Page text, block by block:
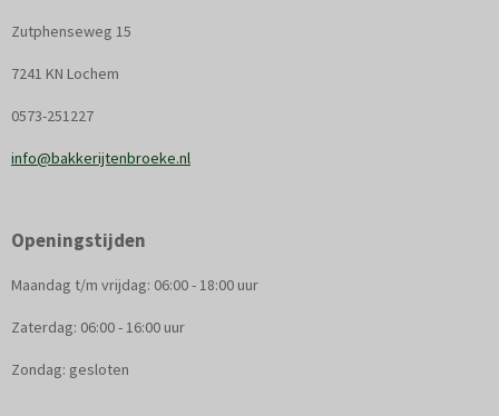
Zutphenseweg 15
7241 KN Lochem
0573-251227
info@bakkerijtenbroeke.nl
Openingstijden
Maandag t/m vrijdag: 06:00 - 18:00 uur
Zaterdag: 06:00 - 16:00 uur
Zondag: gesloten